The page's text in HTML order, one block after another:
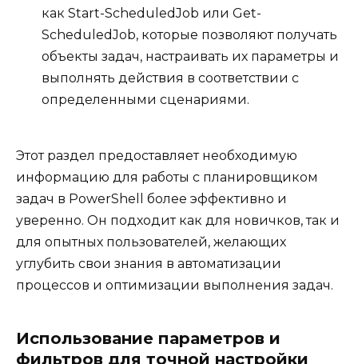
как Start-ScheduledJob или Get-
ScheduledJob, которые позволяют получать
объекты задач, настраивать их параметры и
выполнять действия в соответствии с
определенными сценариями.
Этот раздел предоставляет необходимую
информацию для работы с планировщиком
задач в PowerShell более эффективно и
уверенно. Он подходит как для новичков, так и
для опытных пользователей, желающих
углубить свои знания в автоматизации
процессов и оптимизации выполнения задач.
Использование параметров и
фильтров для точной настройки